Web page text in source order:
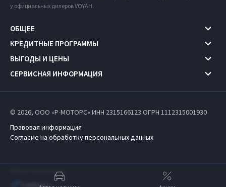
у официальных дилеров VOYAH.
ОБЩЕЕ
КРЕДИТНЫЕ ПРОГРАММЫ
ВЫГОДЫ И ЦЕНЫ
СЕРВИСНАЯ ИНФОРМАЦИЯ
© 2026, ООО «Р-МОТОРС» ИНН 2315166123 ОГРН 1112315001930
Правовая информация
Согласие на обработку персональных данных
Работает на технологиях